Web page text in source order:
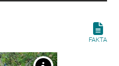
FAKTA